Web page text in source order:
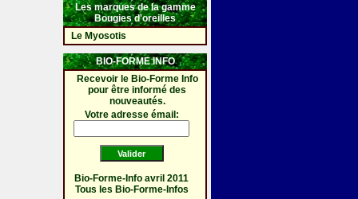
Les marques de la gamme
Bougies d'oreilles
Le Myosotis
BIO-FORME INFO
Recevoir le Bio-Forme Info
pour être informé des
nouveautés.
Votre adresse émail:
Bio-Forme-Info avril 2011
Tous les Bio-Forme-Infos